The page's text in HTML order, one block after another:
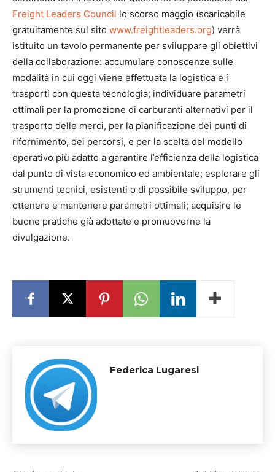
Freight Leaders Council lo scorso maggio (scaricabile
gratuitamente sul sito www.freightleaders.org) verrà
istituito un tavolo permanente per sviluppare gli obiettivi
della collaborazione: accumulare conoscenze sulle
modalità in cui oggi viene effettuata la logistica e i
trasporti con questa tecnologia; individuare parametri
ottimali per la promozione di carburanti alternativi per il
trasporto delle merci, per la pianificazione dei punti di
rifornimento, dei percorsi, e per la scelta del modello
operativo più adatto a garantire l’efficienza della logistica
dal punto di vista economico ed ambientale; esplorare gli
strumenti tecnici, esistenti o di possibile sviluppo, per
ottenere e mantenere parametri ottimali; acquisire le
buone pratiche già adottate e promuoverne la
divulgazione.
Federica Lugaresi